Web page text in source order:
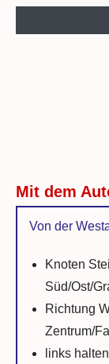
Mit dem
Von der
Knoten
Süd/Ost/
Richtung
Zentrum/
links